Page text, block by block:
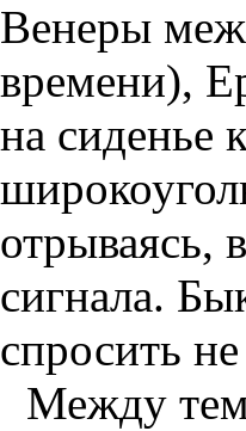
Венеры
времени),
на сиденье
отрываясь,
сигнала.
спросить
Между тем